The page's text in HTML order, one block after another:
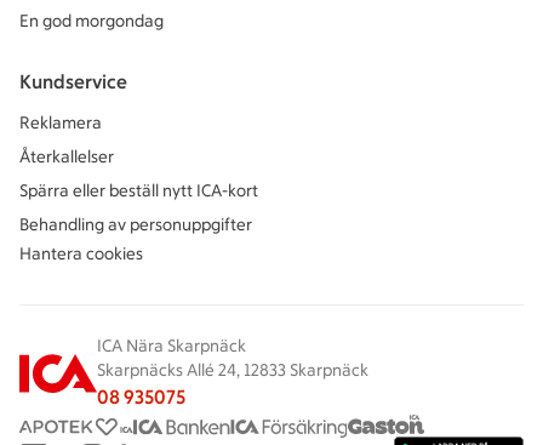
En god morgondag
Kundservice
Reklamera
Återkallelser
Spärra eller beställ nytt ICA-kort
Behandling av personuppgifter
Hantera cookies
ICA Nära Skarpnäck
Skarpnäcks Allé 24, 12833 Skarpnäck
08 935075